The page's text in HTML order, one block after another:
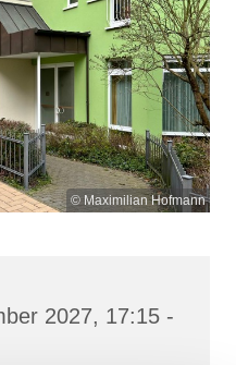
© Maximilian Hofmann
2027, 17:15 -